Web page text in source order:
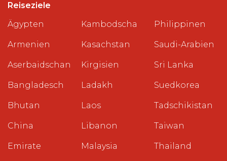
Reiseziele
Ägypten
Armenien
Aserbaidschan
Bangladesch
Bhutan
China
Emirate
Kambodscha
Kasachstan
Kirgisien
Ladakh
Laos
Libanon
Malaysia
Philippinen
Saudi-Arabien
Sri Lanka
Suedkorea
Tadschikistan
Taiwan
Thailand